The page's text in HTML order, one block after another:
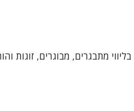
מתבגרים, מבוגרים, זוגות